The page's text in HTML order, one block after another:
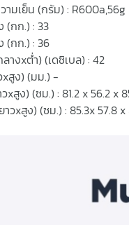
ามเย็น (กรัม) : R600a,56g
(กก.) : 33
(กก.) : 36
างxต่ำ) (เดซิเบล) : 42
xสูง) (มม.) -
xสูง) (ซม.) : 81.2 x 56.2 x
วxสูง) (ซม.) : 85.3x 57.8 x